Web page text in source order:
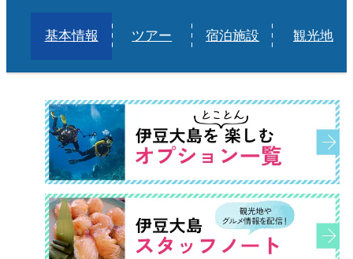
基本情報 ツアー 宿泊施設 観光地